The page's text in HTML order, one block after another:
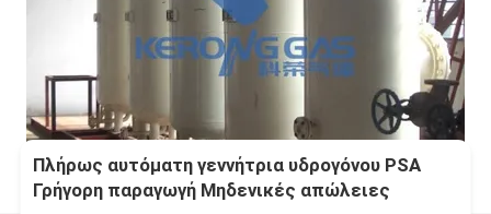
Πλήρως αυτόματη γεννήτρια υδρογόνου PSA
Γρήγορη παραγωγή Μηδενικές απώλειες